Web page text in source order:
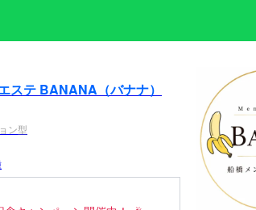
ステ BANANA（バナナ）
ン型